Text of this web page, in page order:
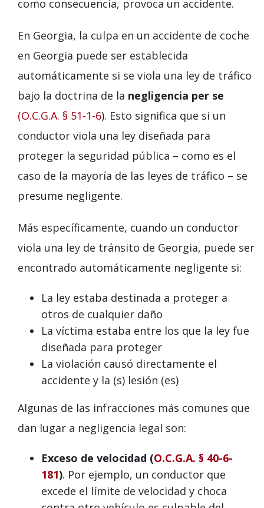
como consecuencia, provoca un accidente.
En Georgia, la culpa en un accidente de coche
en Georgia puede ser establecida
automáticamente si se viola una ley de tráfico
bajo la doctrina de la negligencia per se
(O.C.G.A. § 51-1-6). Esto significa que si un
conductor viola una ley diseñada para
proteger la seguridad pública – como es el
caso de la mayoría de las leyes de tráfico – se
presume negligente.
Más específicamente, cuando un conductor
viola una ley de tránsito de Georgia, puede ser
encontrado automáticamente negligente si:
La ley estaba destinada a proteger a
otros de cualquier daño
La víctima estaba entre los que la ley fue
diseñada para proteger
La violación causó directamente el
accidente y la (s) lesión (es)
Algunas de las infracciones más comunes que
dan lugar a negligencia legal son:
Exceso de velocidad (O.C.G.A. § 40-6-
181). Por ejemplo, un conductor que
excede el límite de velocidad y choca